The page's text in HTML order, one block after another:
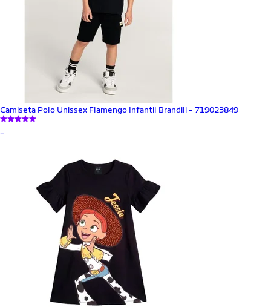
Camiseta Polo Unissex Flamengo Infantil Brandili - 719023849